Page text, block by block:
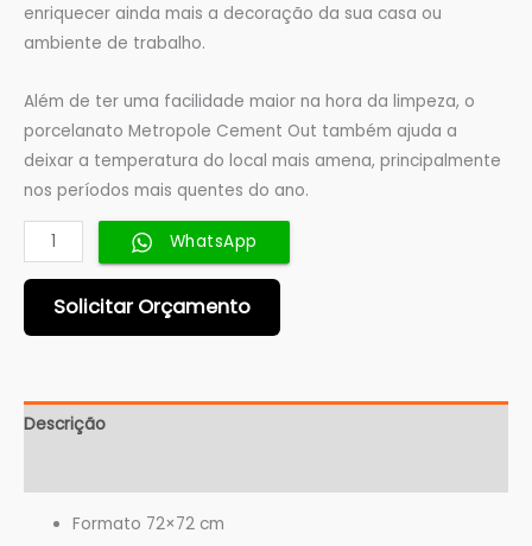
enriquecer ainda mais a decoração da sua casa ou
ambiente de trabalho.
Além de ter uma facilidade maior na hora da limpeza, o
porcelanato Metropole Cement Out também ajuda a
deixar a temperatura do local mais amena, principalmente
nos períodos mais quentes do ano.
WhatsApp
Solicitar Orçamento
Descrição
Formato 72×72 cm